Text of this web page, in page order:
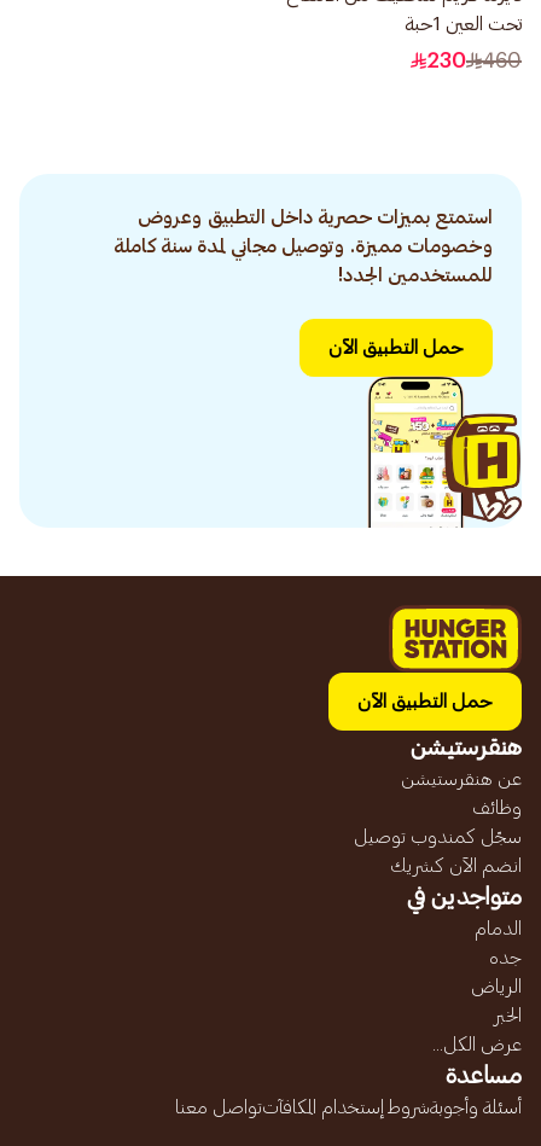
تحت العين 1حبة
460
230
استمتع بميزات حصرية داخل التطبيق وعروض
وخصومات مميزة. وتوصيل مجاني لمدة سنة كاملة
للمستخدمين الجدد!
حمل التطبيق الآن
حمل التطبيق الآن
هنقرستيشن
عن هنقرستيشن
وظائف
سجّل كمندوب توصيل
انضم الآن كشريك
متواجدين في
الدمام
جده
الرياض
الخبر
عرض الكل...
مساعدة
أسئلة وأجوبةشروط إستخدام المكافآتتواصل معنا